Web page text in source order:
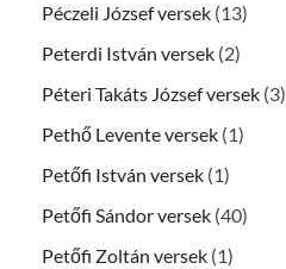
Péczeli József versek (13)
Peterdi István versek (2)
Péteri Takáts József versek (3)
Pethő Levente versek (1)
Petőfi István versek (1)
Petőfi Sándor versek (40)
Petőfi Zoltán versek (1)